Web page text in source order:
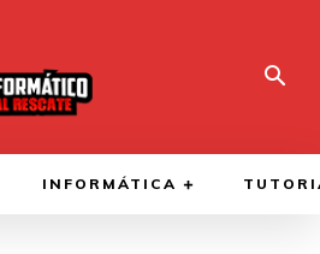
INFORMÁTICA